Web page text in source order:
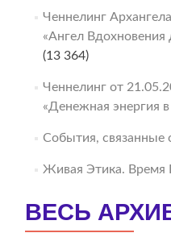
Ченнелинг
«Ангел Вдохновения
(13 364)
Ченнелинг от
«Денежная энергия
События, связанные
Живая Этика.
ВЕСЬ